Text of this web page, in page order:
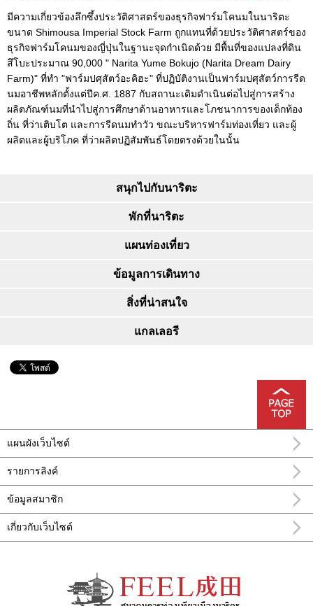
มีความเกี่ยวข้องลึกซึ้งประวัติศาสตร์ของธุรกิจฟาร์มโคนมในนาริตะ
ขนาด Shimousa Imperial Stock Farm ถูกแทนที่ด้วยประวัติศาสตร์ของ
ธุรกิจฟาร์มโคนมของญี่ปุ่นในฐานะจุดกำเนิดด้วย มีพื้นที่ของแปลงที่ดิน
สึโบะประมาณ 90,000 " Narita Yume Bokujo (Narita Dream Dairy
Farm)" ที่ทำ "ฟาร์มปศุสัตว์อะคิฮะ" ที่ปฏิบัติงานเป็นฟาร์มปศุสัตว์การรีด
นมอาชีพหลักตั้งแต่ปีค.ศ. 1887 กับสถานะเดิมดำเนินต่อไปสู่การสร้าง
ผลิตภัณฑ์นมที่นำไปสู่การศึกษาด้านอาหารและโภชนาการของเด็กท้อง
ถิ่น ที่ว่าเติบโต และการรีดนมทำวัว ขณะบริหารฟาร์มท่องเที่ยว และผู้
ผลิตและผู้บริโภค ที่ว่าผลิตปฏิสัมพันธ์โดยตรงด้วยในนั้น
สนุกไปกับนาริตะ
พักที่นาริตะ
แผนท่องเที่ยว
ข้อมูลการเดินทาง
สิ่งที่น่าสนใจ
แกลเลอรี
แผนผังเว็บไซต์
รายการลิงค์
ข้อมูลสมาชิก
เกี่ยวกับเว็บไซต์
อำเภอ นะริทะ FEEL นาริตะข้อมูลการท่อง
เที่ยวทางการ